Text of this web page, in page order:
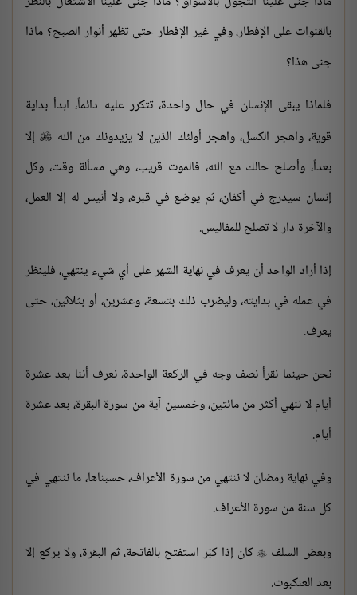
بالقنوات على الإفطار، وفي غير الإفطار حتى تظهر أنوار الصبح؟ ماذا
جنى هذا؟
فلماذا يبقى الإنسان في حال واحدة، تتكرر عليه دائماً، ابدأ بداية
قوية، واهجر الكسل، واهجر أولئك الذين لا يزيدونك من الله إلا
بعداً، وأصلح حالك مع الله، فالموت قريب، وهي مسألة وقت، وكل
إنسان سيدرج في أكفان، ثم يوضع في قبره، ولا أنيس له إلا العمل،
والآخرة دار لا تصلح للمفاليس.
إذا أراد الواحد أن يعرف في نهاية الشهر على أي شيء ينتهي، فلينظر
في عمله في بدايته، وليضرب ذلك بتسعة، وعشرين، أو بثلاثين، حتى
يعرف.
نحن حينما نقرأ نصف وجه في الركعة الواحدة، نعرف أننا بعد عشرة
أيام لا ننهي أكثر من مائتين، وخمسين آية من سورة البقرة، بعد عشرة
أيام.
وفي نهاية رمضان لا ننتهي من سورة الأعراف، حسبناها، ما ننتهي في
كل سنة من سورة الأعراف.
وبعض السلف كان إذا كبّر استفتح بالفاتحة، ثم البقرة، ولا يركع إلا
بعد العنكبوت.